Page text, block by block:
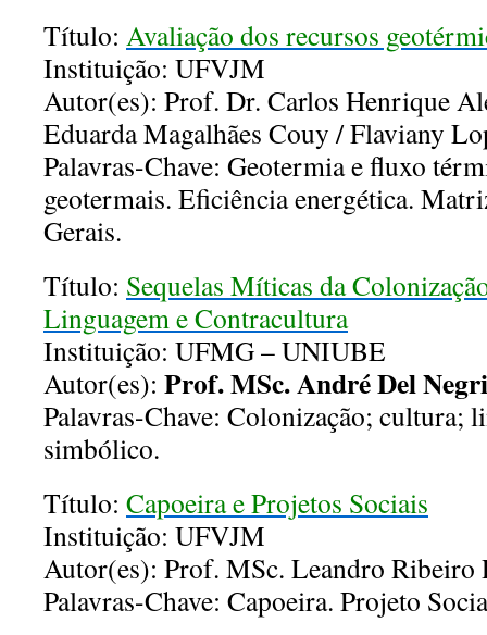
Título: Avaliação dos recursos
Instituição: UFVJM
Autor(es): Prof. Dr. Carlos Henrique
Eduarda Magalhães Couy / Flaviany
Palavras-Chave: Geotermia e fluxo
geotermais. Eficiência energética.
Gerais.
Título: Sequelas Míticas da
Linguagem e Contracultura
Instituição: UFMG – UNIUBE
Autor(es): Prof. MSc. André Del Negri
Palavras-Chave: Colonização; cultura;
simbólico.
Título: Capoeira e Projetos Sociais
Instituição: UFVJM
Autor(es): Prof. MSc. Leandro Ribeiro
Palavras-Chave: Capoeira. Projeto